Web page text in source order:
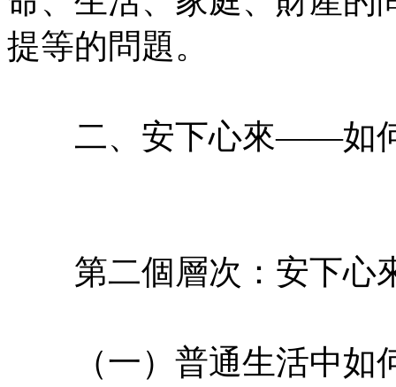
提等的問題。
二、安下心來——如
第二個層次：安下心
（一）普通生活中如